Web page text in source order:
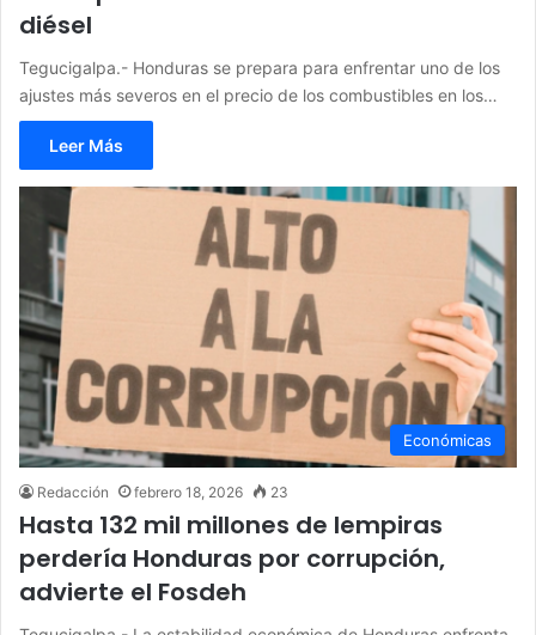
diésel
Tegucigalpa.- Honduras se prepara para enfrentar uno de los
ajustes más severos en el precio de los combustibles en los…
Leer Más
Económicas
Redacción febrero 18, 2026 23
Hasta 132 mil millones de lempiras
perdería Honduras por corrupción,
advierte el Fosdeh